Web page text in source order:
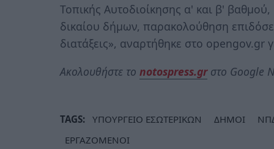
Τοπικής Αυτοδιοίκησης α' και β'
δικαίου δήμων, παρακολούθηση
διατάξεις», αναρτήθηκε στο opengov.gr
Ακολουθήστε το notospress.grστο Google
TAGS: ΥΠΟΥΡΓΕΙΟ ΕΣΩΤΕΡΙΚΩΝ ΔΗΜΟΙ
ΕΡΓΑΖΟΜΕΝΟΙ